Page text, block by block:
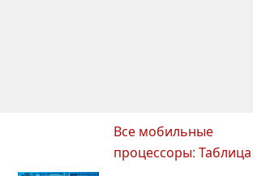
Все мобильные
процессоры: Таблица